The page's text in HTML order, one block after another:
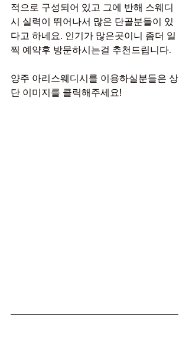
적으로 구성되어 있고 그에 반해 스웨디
시 실력이 뛰어나서 많은 단골분들이 있
다고 하네요. 인기가 많은곳이니 좀더 일
찍 예약후 방문하시는걸 추천드립니다.
양주 아리스웨디시를 이용하실분들은 상
단 이미지를 클릭해주세요!